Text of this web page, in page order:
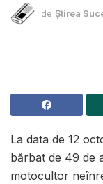
de Știrea
La data de 12
bărbat de 49 de
motocultor